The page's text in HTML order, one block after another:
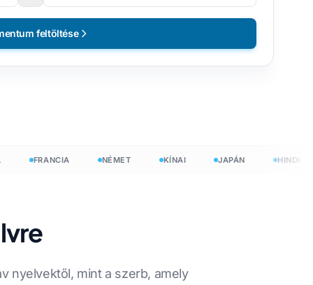
feltöltése
FRANCIA NÉMET KÍNAI JAPÁN HINDI
nyelvektől, mint a szerb, amely